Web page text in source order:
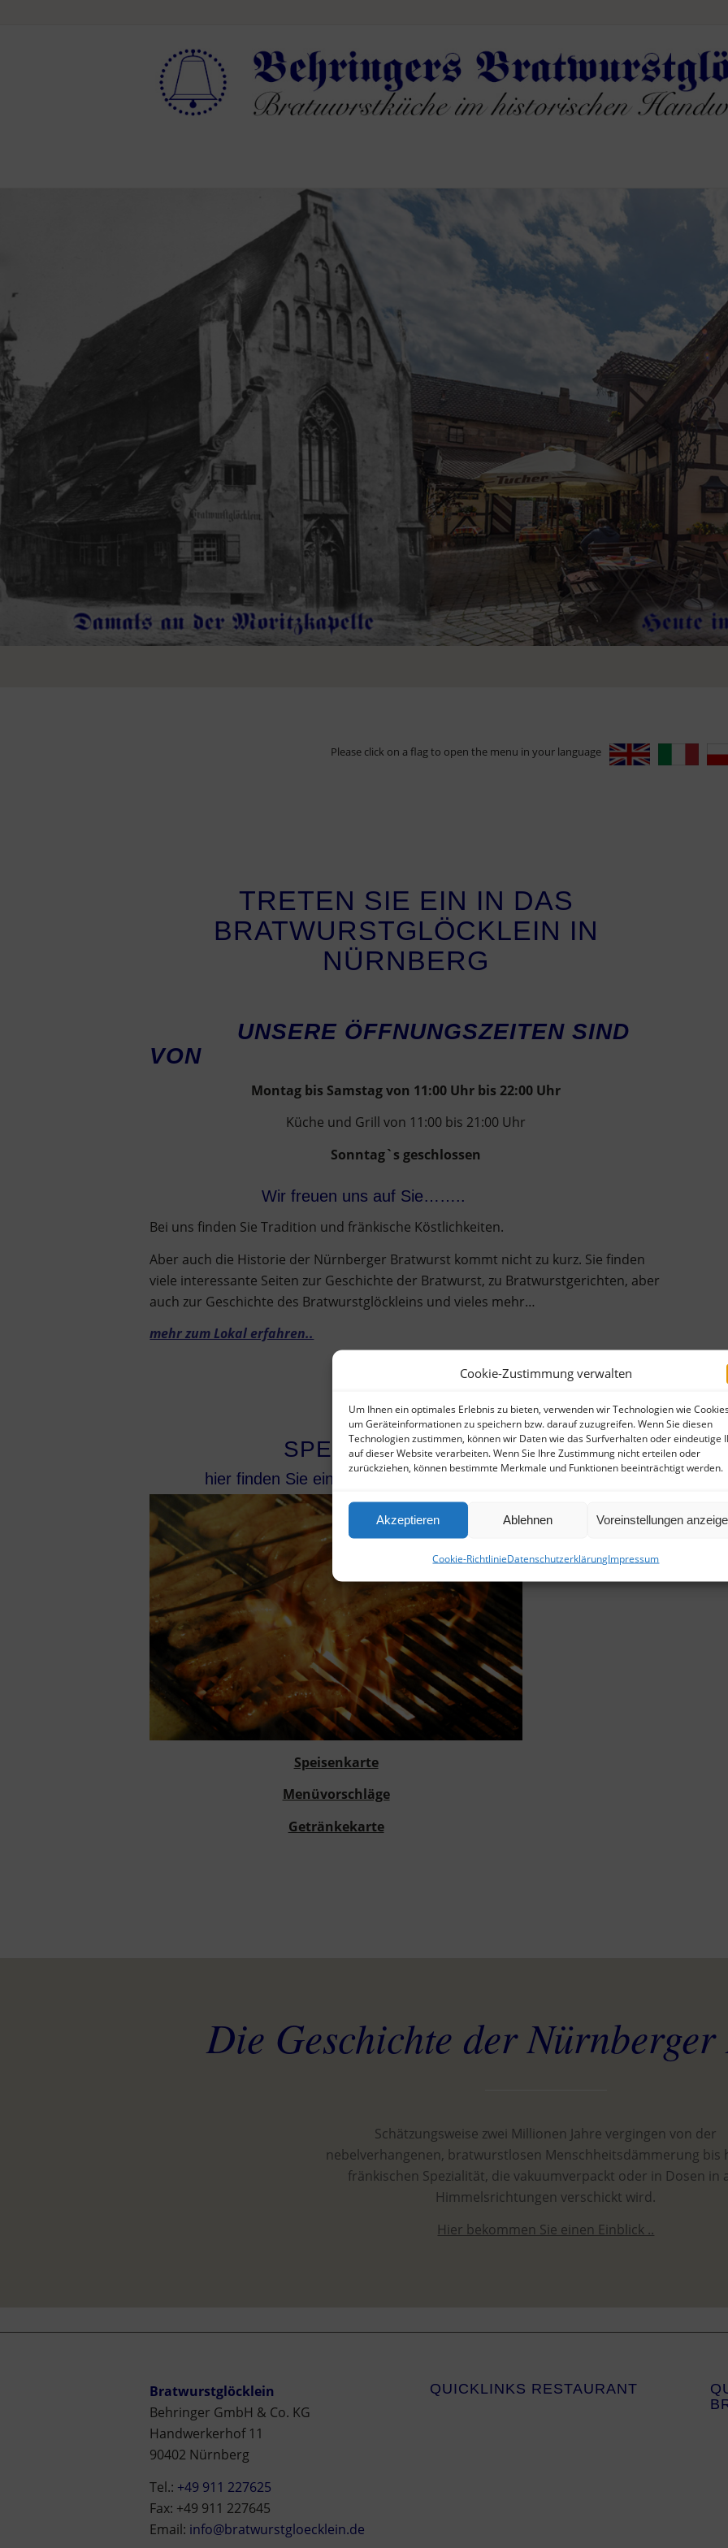
Cookie-Zustimmung verwalten
Um Ihnen ein optimales Erlebnis zu bieten, verwenden wir Technologien wie
um Geräteinformationen zu speichern bzw. darauf zuzugreifen. Wenn Sie diesen
Technologien zustimmen, können wir Daten wie das Surfverhalten oder eindeutige
auf dieser Website verarbeiten. Wenn Sie Ihre Zustimmung nicht erteilen oder
zurückziehen, können bestimmte Merkmale und Funktionen beeinträchtigt werden.
Akzeptieren Ablehnen Voreinstellungen
Cookie-RichtlinieDatenschutzerklärungImpressum
Please click on a flag to open the menu in your language
TRETEN SIE EIN IN DAS
BRATWURSTGLÖCKLEIN IN
NÜRNBERG
UNSERE ÖFFNUNGSZEITEN SIND
VON
Montag bis Samstag von 11:00 Uhr bis 22:00 Uhr
Küche und Grill von 11:00 bis 21:00 Uhr
Sonntag`s geschlossen
Wir freuen uns auf Sie……..
Bei uns finden Sie Tradition und fränkische Köstlichkeiten.
Aber auch die Historie der Nürnberger Bratwurst kommt nicht zu kurz. Sie finden
viele interessante Seiten zur Geschichte der Bratwurst, zu Bratwurstgerichten, aber
auch zur Geschichte des Bratwurstglöckleins und vieles mehr…
mehr zum Lokal erfahren..
SPEISEN
hier finden Sie eine aktuelle Auswahl
Speisenkarte
Menüvorschläge
Getränkekarte
Die Geschichte der
Schätzungsweise zwei Millionen Jahre vergingen von der
nebelverhangenen, bratwurstlosen Menschheitsdämmerung bis
fränkischen Spezialität, die vakuumverpackt oder in Dosen in
Himmelsrichtungen verschickt wird.
Hier bekommen Sie einen Einblick ..
Bratwurstglöcklein
Behringer GmbH & Co. KG
Handwerkerhof 11
90402 Nürnberg
Tel.: +49 911 227625
Fax: +49 911 227645
Email: info@bratwurstgloecklein.de
QUICKLINKS RESTAURANT